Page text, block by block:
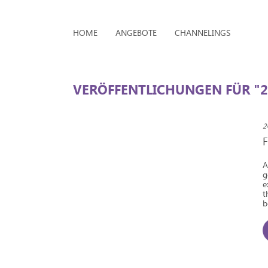
HOME ANGEBOTE CHANNELINGS
VERÖFFENTLICHUNGEN FÜR